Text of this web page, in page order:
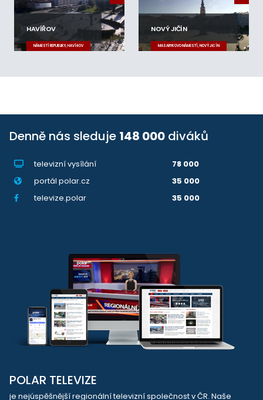
HAVÍŘOV
NÁMĚSTÍ REPUBLIKY, HAVÍŘOV
NOVÝ JIČÍN
MASARYKOVO NÁMĚSTÍ, NOVÝ JIČÍN
Denně nás sleduje 148 000 diváků
televizní vysílání
78 000
portál polar.cz
35 000
televize.polar
35 000
POLAR TELEVIZE
je nejúspěšnější regionální televizní společnost v ČR. Naše